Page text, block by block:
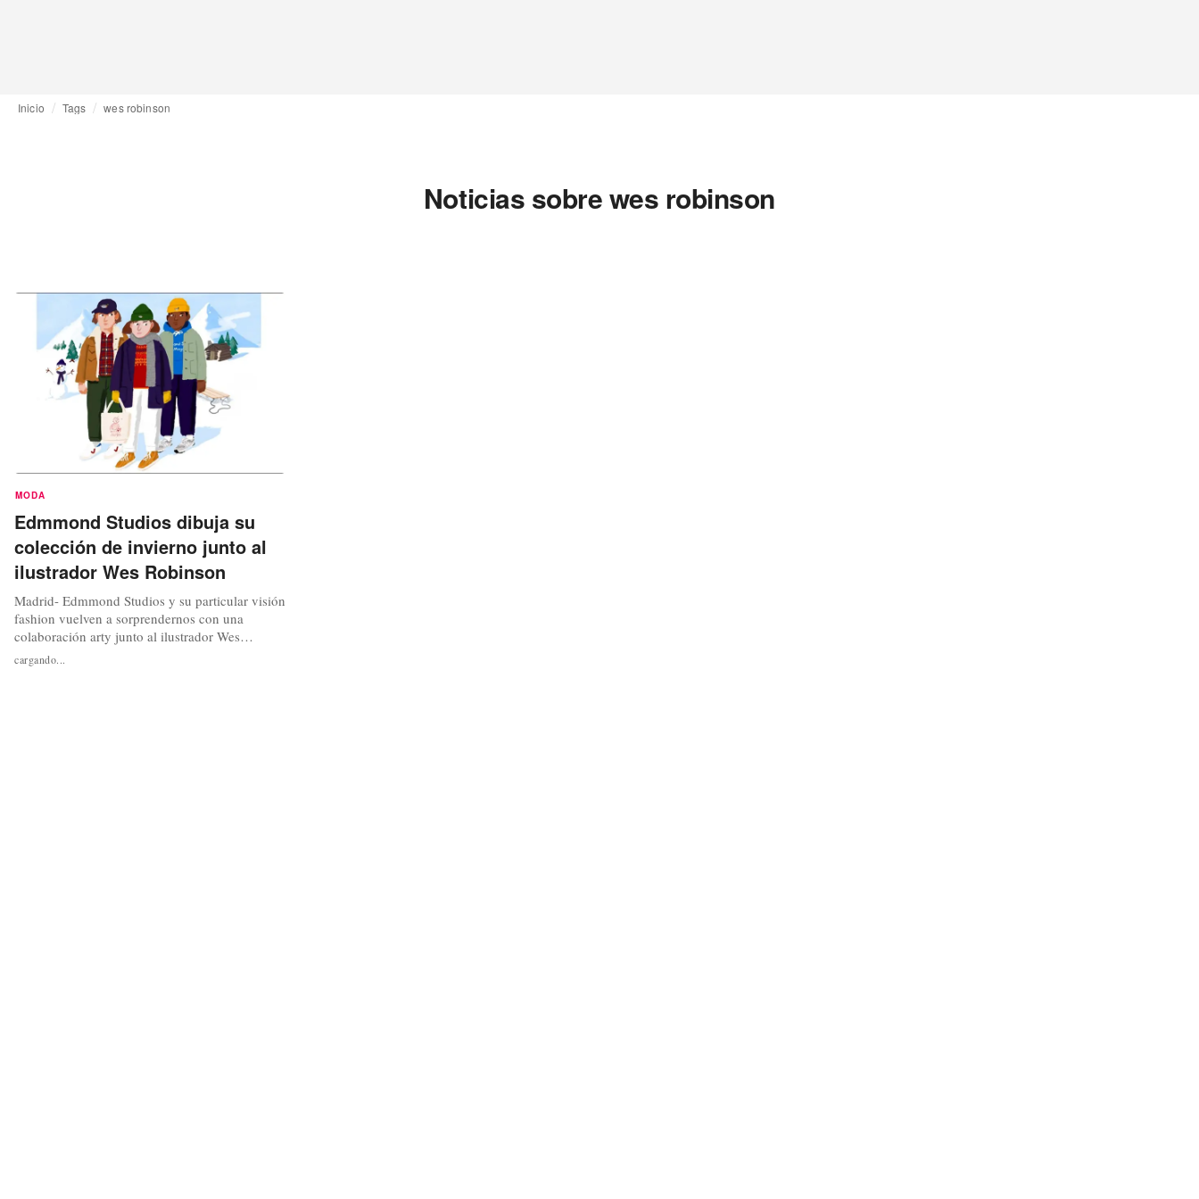
Inicio Tags wes robinson
Noticias sobre wes robinson
MODA
Edmmond Studios dibuja su
colección de invierno junto al
ilustrador Wes Robinson
Madrid- Edmmond Studios y su particular visión
fashion vuelven a sorprendernos con una
colaboración arty junto al ilustrador Wes
Robinson. Nacido en Suffolk (UK), el artista ha
colaborado con la marca ilustrando algunas de
cargando...